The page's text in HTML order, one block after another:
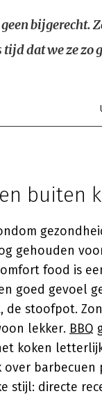
bijgerecht.
tijd dat we ze zo
buiten
gehouden
food is
goed gevoel
de stoofpot.
lekker. BBQ
koken
over barbecuen
stijl: directe